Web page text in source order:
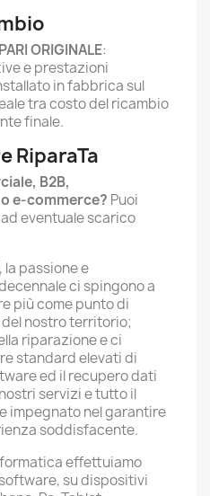
PARI ORIGINALE:
e prestazioni
in fabbrica sul
tra costo del ricambio
finale.
RiparaTa
B2B,
e-commerce? Puoi
eventuale scarico
la passione e
ci spingono a
più come punto di
nostro territorio;
riparazione e ci
standard elevati di
ed il recupero dati
servizi e tutto il
impegnato nel garantire
soddisfacente.
effettuiamo
su dispositivi